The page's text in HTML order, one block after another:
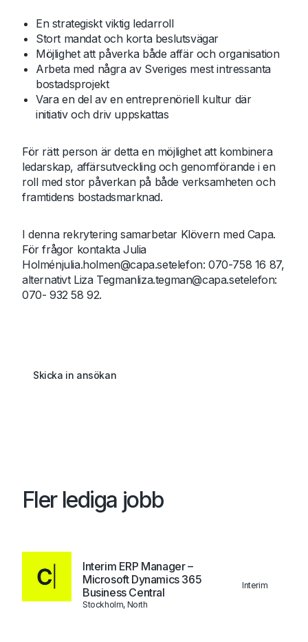
En strategiskt viktig ledarroll
Stort mandat och korta beslutsvägar
Möjlighet att påverka både affär och organisation
Arbeta med några av Sveriges mest intressanta
bostadsprojekt
Vara en del av en entreprenöriell kultur där
initiativ och driv uppskattas
För rätt person är detta en möjlighet att kombinera
ledarskap, affärsutveckling och genomförande i en
roll med stor påverkan på både verksamheten och
framtidens bostadsmarknad.
I denna rekrytering samarbetar Klövern med Capa.
För frågor kontakta Julia
Holménjulia.holmen@capa.setelefon: 070-758 16 87,
alternativt Liza Tegmanliza.tegman@capa.setelefon:
070- 932 58 92.
Skicka in ansökan
Fler lediga jobb
Interim ERP Manager –
Microsoft Dynamics 365
Business Central
Stockholm, North
Interim